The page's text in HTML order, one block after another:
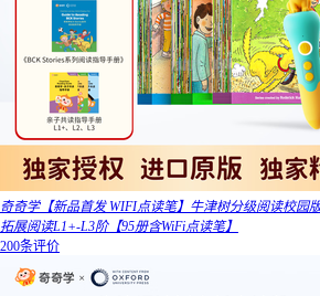
奇奇学【新品首发 WIFI点读笔】牛津树分级阅读校园
拓展阅读L1+-L3阶【95册含WiFi点读笔】
200条评价